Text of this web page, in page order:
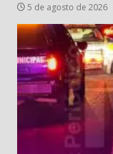
5 de agosto de 2026